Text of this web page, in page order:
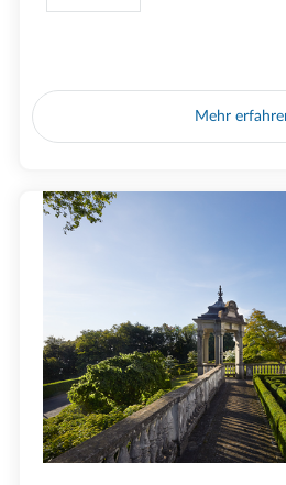
Mehr